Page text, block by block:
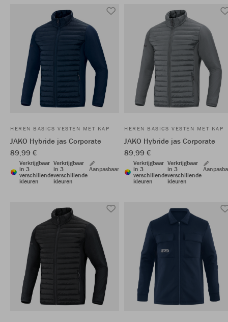
HEREN BASICS VESTEN MET KAP
JAKO Hybride jas Corporate
89,99 €
Verkrijgbaar
in 3
verschillende
kleuren
Verkrijgbaar
in 3
verschillende
kleuren
Aanpasbaar
HEREN BASICS VESTEN MET KAP
JAKO Hybride jas Corporate
89,99 €
Verkrijgbaar
in 3
verschillende
kleuren
Verkrijgbaar
in 3
verschillende
kleuren